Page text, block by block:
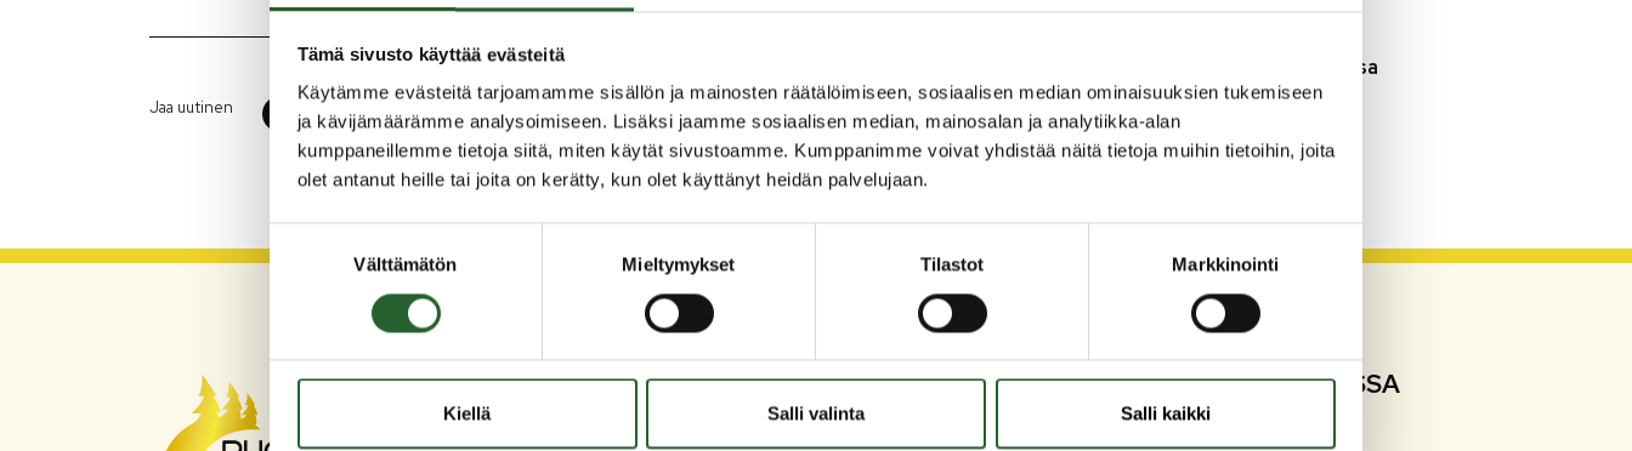
Tämä sivusto käyttää evästeitä
Käytämme evästeitä tarjoamamme sisällön ja mainosten räätälöimiseen, sosiaalisen median ominaisuuksien tukemiseen
ja kävijämäärämme analysoimiseen. Lisäksi jaamme sosiaalisen median, mainosalan ja analytiikka-alan
kumppaneillemme tietoja siitä, miten käytät sivustoamme. Kumppanimme voivat yhdistää näitä tietoja muihin tietoihin, joita
olet antanut heille tai joita on kerätty, kun olet käyttänyt heidän palvelujaan.
valinta
Välttämätön Mieltymykset Tilastot Markkinointi
Kiellä Salli valinta Salli kaikki
Jaa uutinen
Asfaltointityöt taajamassa
myöhästyvät
KATSO KAIKKI
PUOLANKA OIKOPOLUT SEURAA SOMESSA